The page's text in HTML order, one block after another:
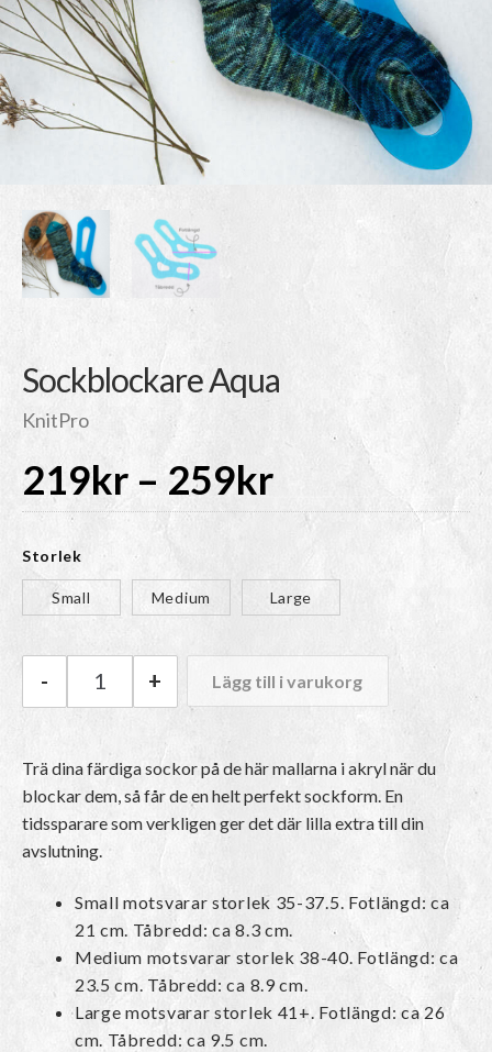
Sockblockare Aqua
KnitPro
219kr – 259kr
till
259kr
Storlek
Small Medium Large
KnitPro Sockblockare Aqua mängd
- + Lägg till i varukorg
Trä dina färdiga sockor på de här mallarna i akryl när du
blockar dem, så får de en helt perfekt sockform. En
tidssparare som verkligen ger det där lilla extra till din
avslutning.
Small motsvarar storlek 35-37.5. Fotlängd: ca
21 cm. Tåbredd: ca 8.3 cm.
Medium motsvarar storlek 38-40. Fotlängd: ca
23.5 cm. Tåbredd: ca 8.9 cm.
Large motsvarar storlek 41+. Fotlängd: ca 26
cm. Tåbredd: ca 9.5 cm.